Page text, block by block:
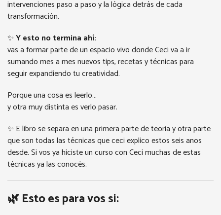
intervenciones paso a paso y la lógica detrás de cada
transformación.
✨Y esto no termina ahí:
vas a formar parte de un espacio vivo donde Ceci va a ir
sumando mes a mes nuevos tips, recetas y técnicas para
seguir expandiendo tu creatividad.
Porque una cosa es leerlo…
y otra muy distinta es verlo pasar.
✨ E libro se separa en una primera parte de teoria y otra parte
que son todas las técnicas que ceci explico estos seis anos
desde. Si vos ya hiciste un curso con Ceci muchas de estas
técnicas ya las conocés.
🌿 Esto es para vos si: